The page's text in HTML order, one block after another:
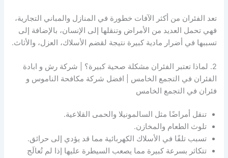
تعد الفئران من أكثر الآفات خطورة في المنازل والمباني التجارية،
فهي تحمل العديد من الأمراض وتنقلها إلى الإنسان، بالإضافة إلى
تسببها في أضرار مادية كبيرة نتيجة لقضم الأسلاك، العزل، والأثاث.
2. لماذا تعتبر الفئران مشكلة صحية كبيرة؟ | شركة رش و ابادة
الفئران في التجمع الخامس | افضل شركة مكافحة الناموس و
فئران في التجمع الخامس
تنقل أمراضًا مثل السالمونيلا والحمى القلاعية.
تلوث الطعام والمخازن.
تسبب تلفًا في الأسلاك الكهربائية مما قد يؤدي إلى حرائق.
تتكاثر بسرعة كبيرة مما يصعب السيطرة عليها إذا لم تُعالَج